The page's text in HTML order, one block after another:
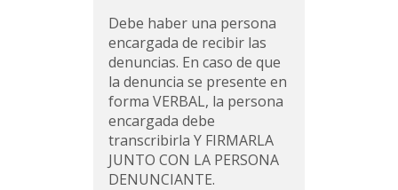
Debe haber una persona
encargada de recibir las
denuncias. En caso de que
la denuncia se presente en
forma VERBAL, la persona
encargada debe
transcribirla Y FIRMARLA
JUNTO CON LA PERSONA
DENUNCIANTE.